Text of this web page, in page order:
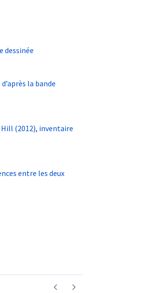
dessinée
la bande
Hill (2012), inventaire
entre les deux